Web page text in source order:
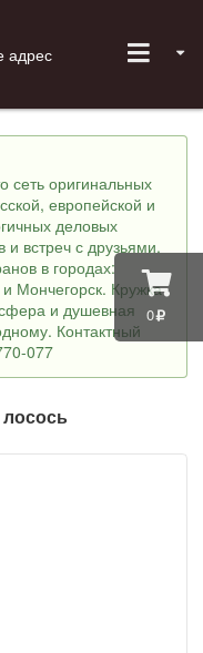
0
адрес
сеть оригинальных
европейской и
деловых
встреч с друзьями.
в городах:
Мончегорск. Кружка
и душевная
Контактный
077